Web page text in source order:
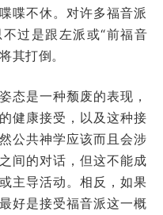
喋不休。对许多福音派
过是跟左派或“前福音
其打倒。
态是一种颓废的表现，
健康接受，以及这种接
公共神学应该而且会涉
间的对话，但这不能成
主导活动。相反，如果
好是接受福音派这一概